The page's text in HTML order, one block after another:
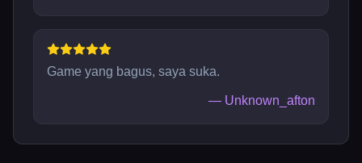
Game yang bagus, saya suka.
— Unknown_afton